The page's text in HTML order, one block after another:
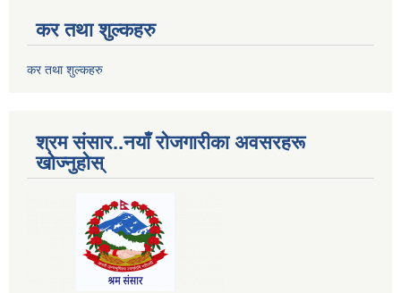
कर तथा शुल्कहरु
कर तथा शुल्कहरु
श्रम संसार..नयाँ रोजगारीका अवसरहरू
खोज्नुहोस्